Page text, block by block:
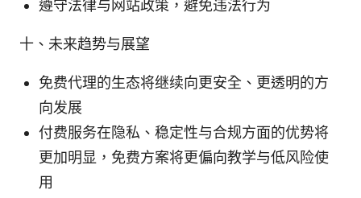
遵守法律与网站政策，避免违法行为
十、未来趋势与展望
免费代理的生态将继续向更安全、更透明的方
向发展
付费服务在隐私、稳定性与合规方面的优势将
更加明显，免费方案将更偏向教学与低风险使
用